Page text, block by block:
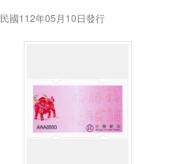
民國112年05月10日發行